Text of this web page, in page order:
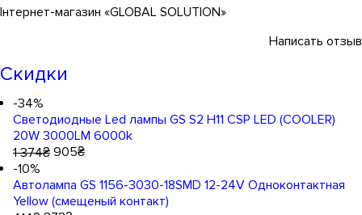
Інтернет-магазин «GLOBAL SOLUTION»
Написать отзыв
Скидки
-34%
Cветодиодные Led лампы GS S2 H11 CSP LED (COOLER)
20W 3000LM 6000k
1 374₴ 905₴
-10%
Автолампа GS 1156-3030-18SMD 12-24V Одноконтактная
Yellow (смещеный контакт)